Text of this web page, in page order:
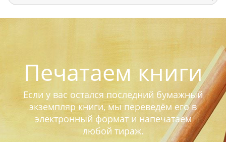
Печатаем книги
Если у вас остался последний бумажный
экземпляр книги, мы переведём его в
электронный формат и напечатаем
любой тираж.